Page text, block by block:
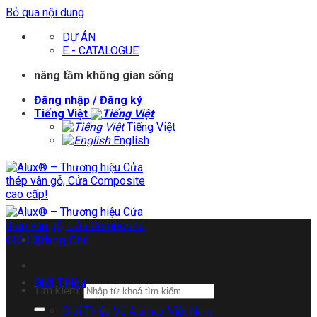
Bỏ qua nội dung
DỰ ÁN
E - CATALOGUE
nâng tầm không gian sống
Đăng nhập / Đăng ký
Tiếng Việt
Tiếng Việt
English
Tìm kiếm:
Trang Chủ
Giới Thiệu
Giới Thiệu Về Alumax Việt Nam